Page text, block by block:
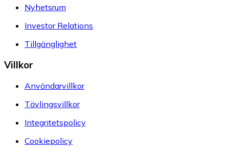
Nyhetsrum
Investor Relations
Tillgänglighet
Villkor
Användarvillkor
Tävlingsvillkor
Integritetspolicy
Cookiepolicy